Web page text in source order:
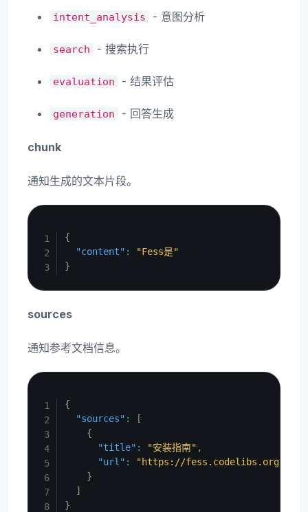
intent_analysis - 意图分析
search - 搜索执行
evaluation - 结果评估
generation - 回答生成
chunk
通知生成的文本片段。
{
"content" :
"Fess是"
}
sources
通知参考文档信息。
{
"sources" :
[
{
"title" : "安装指南" ,
"url" :
"https://fess.codelibs.org/ja/
}
]
}